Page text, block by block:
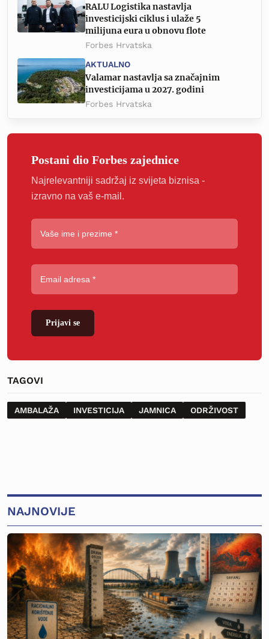
RALU Logistika nastavlja
investicijski ciklus i ulaže 5
milijuna eura u obnovu flote
Forbes Hrvatska
AKTUALNO
Valamar nastavlja sa značajnim
investicijama u 2027. godini
Forbes Hrvatska
Postani dio Forbes zajednice
Najrelevantniji sadržaj iz svijeta biznisa -
izravno na vaš e-mail.
Prijavi se
TAGOVI
AMBALAŽA INVESTICIJA JAMNICA ODRŽIVOST
NAJNOVIJE